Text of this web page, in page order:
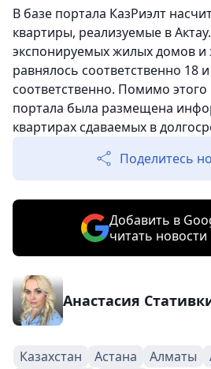
В базе портала КазРиэлт
квартиры, реализуемые в
экспонируемых жилых домов и
равнялось соответственно 18
соответственно. Помимо этого
портала была размещена
квартирах сдаваемых в
Поделитесь
Добавить в
читать
Анастасия
Казахстан Астана Алматы